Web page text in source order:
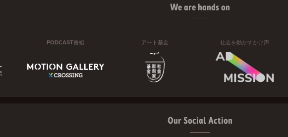
We are hands on
PODCAST番組 アート基金 社会を動かすかけ声
Our Social Action